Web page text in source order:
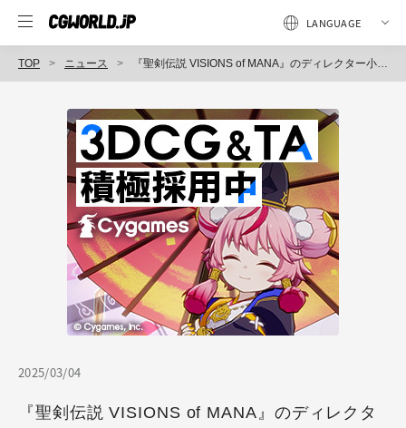
TOP ニュース 『聖剣伝説 VISIONS of MANA』のディレクター小沢健司氏が「株式会社スタジオサザンカ」を設立。ゲーム開発・販売と他社製品のプロデュースに注力
2025/03/04
『聖剣伝説 VISIONS of MANA』のディレクタ